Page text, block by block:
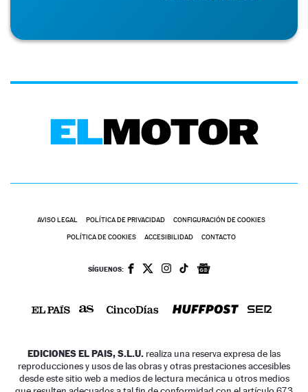
AVISO LEGAL POLÍTICA DE PRIVACIDAD CONFIGURACIÓN DE COOKIES
POLÍTICA DE COOKIES ACCESIBILIDAD CONTACTO
SÍGUENOS:
EDICIONES EL PAIS, S.L.U. realiza una reserva expresa de las
reproducciones y usos de las obras y otras prestaciones accesibles
desde este sitio web a medios de lectura mecánica u otros medios